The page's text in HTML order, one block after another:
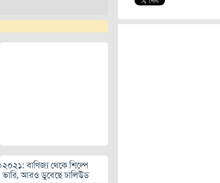
২০২১: বাণিজ্য থেকে শিল্পে
ভারি, আরও ডুবেছে ঢালিউড